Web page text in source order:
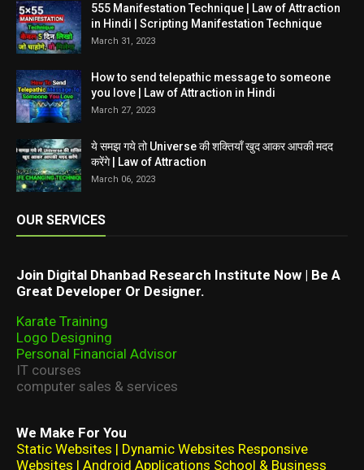
555 Manifestation Technique | Law of Attraction
in Hindi | Scripting Manifestation Technique
March 31, 2023
How to send telepathic message to someone
you love | Law of Attraction in Hindi
March 27, 2023
ये समझ गये तो Universe की शक्तियाँ खुद आकर आपकी मदद
करेंगे | Law of Attraction
March 06, 2023
OUR SERVICES
Join Digital Dhanbad Research Institute Now | Be A
Great Developer Or Designer.
Karate Training
Logo Designing
Personal Financial Advisor
IT courses
computer sales & services
We Make For You
Static Websites | Dynamic Websites Responsive
Websites | Android Applications School & Business